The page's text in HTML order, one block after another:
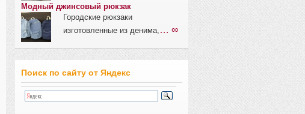
Модный джинсовый рюкзак
Городские рюкзаки
изготовленные из денима, … ∞
Поиск по сайту от Яндекс